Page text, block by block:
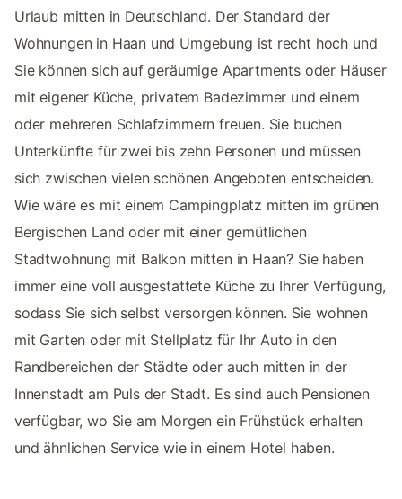
Urlaub mitten in Deutschland. Der Standard der
Wohnungen in Haan und Umgebung ist recht hoch und
Sie können sich auf geräumige Apartments oder Häuser
mit eigener Küche, privatem Badezimmer und einem
oder mehreren Schlafzimmern freuen. Sie buchen
Unterkünfte für zwei bis zehn Personen und müssen
sich zwischen vielen schönen Angeboten entscheiden.
Wie wäre es mit einem Campingplatz mitten im grünen
Bergischen Land oder mit einer gemütlichen
Stadtwohnung mit Balkon mitten in Haan? Sie haben
immer eine voll ausgestattete Küche zu Ihrer Verfügung,
sodass Sie sich selbst versorgen können. Sie wohnen
mit Garten oder mit Stellplatz für Ihr Auto in den
Randbereichen der Städte oder auch mitten in der
Innenstadt am Puls der Stadt. Es sind auch Pensionen
verfügbar, wo Sie am Morgen ein Frühstück erhalten
und ähnlichen Service wie in einem Hotel haben.